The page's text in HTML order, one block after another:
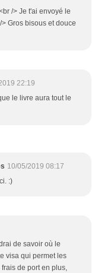
/> Je t'ai envoyé le
Gros bisous et douce
22:19
le livre aura tout le
10/05/2019 08:17
:)
de savoir où le
visa qui permet les
de port en plus,